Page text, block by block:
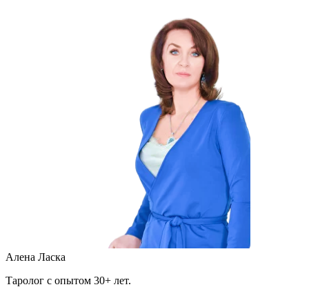
Алена Ласка
Таролог с опытом 30+ лет.